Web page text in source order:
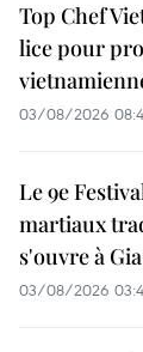
Top Chef
lice pour
03/08/2026
Le 9e
martiaux
s'ouvre à
03/08/2026